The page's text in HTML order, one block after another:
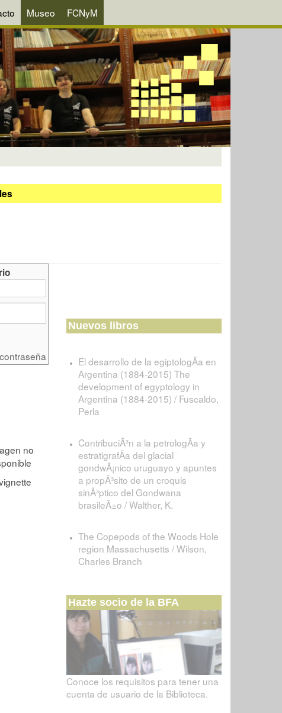
Museo FCNyM
Nuevos libros
El desarrollo de la egiptologÃ­a en
Argentina (1884-2015) The
development of egyptology in
Argentina (1884-2015) / Fuscaldo,
Perla
ContribuciÃ³n a la petrologÃ­a y
estratigrafÃ­a del glacial
gondwÃ¡nico uruguayo y apuntes
a propÃ³sito de un croquis
sinÃ³ptico del Gondwana
brasileÃ±o / Walther, K.
The Copepods of the Woods Hole
region Massachusetts / Wilson,
Charles Branch
Hazte socio de la BFA
Conoce los requisitos para tener una
cuenta de usuario de la Biblioteca.